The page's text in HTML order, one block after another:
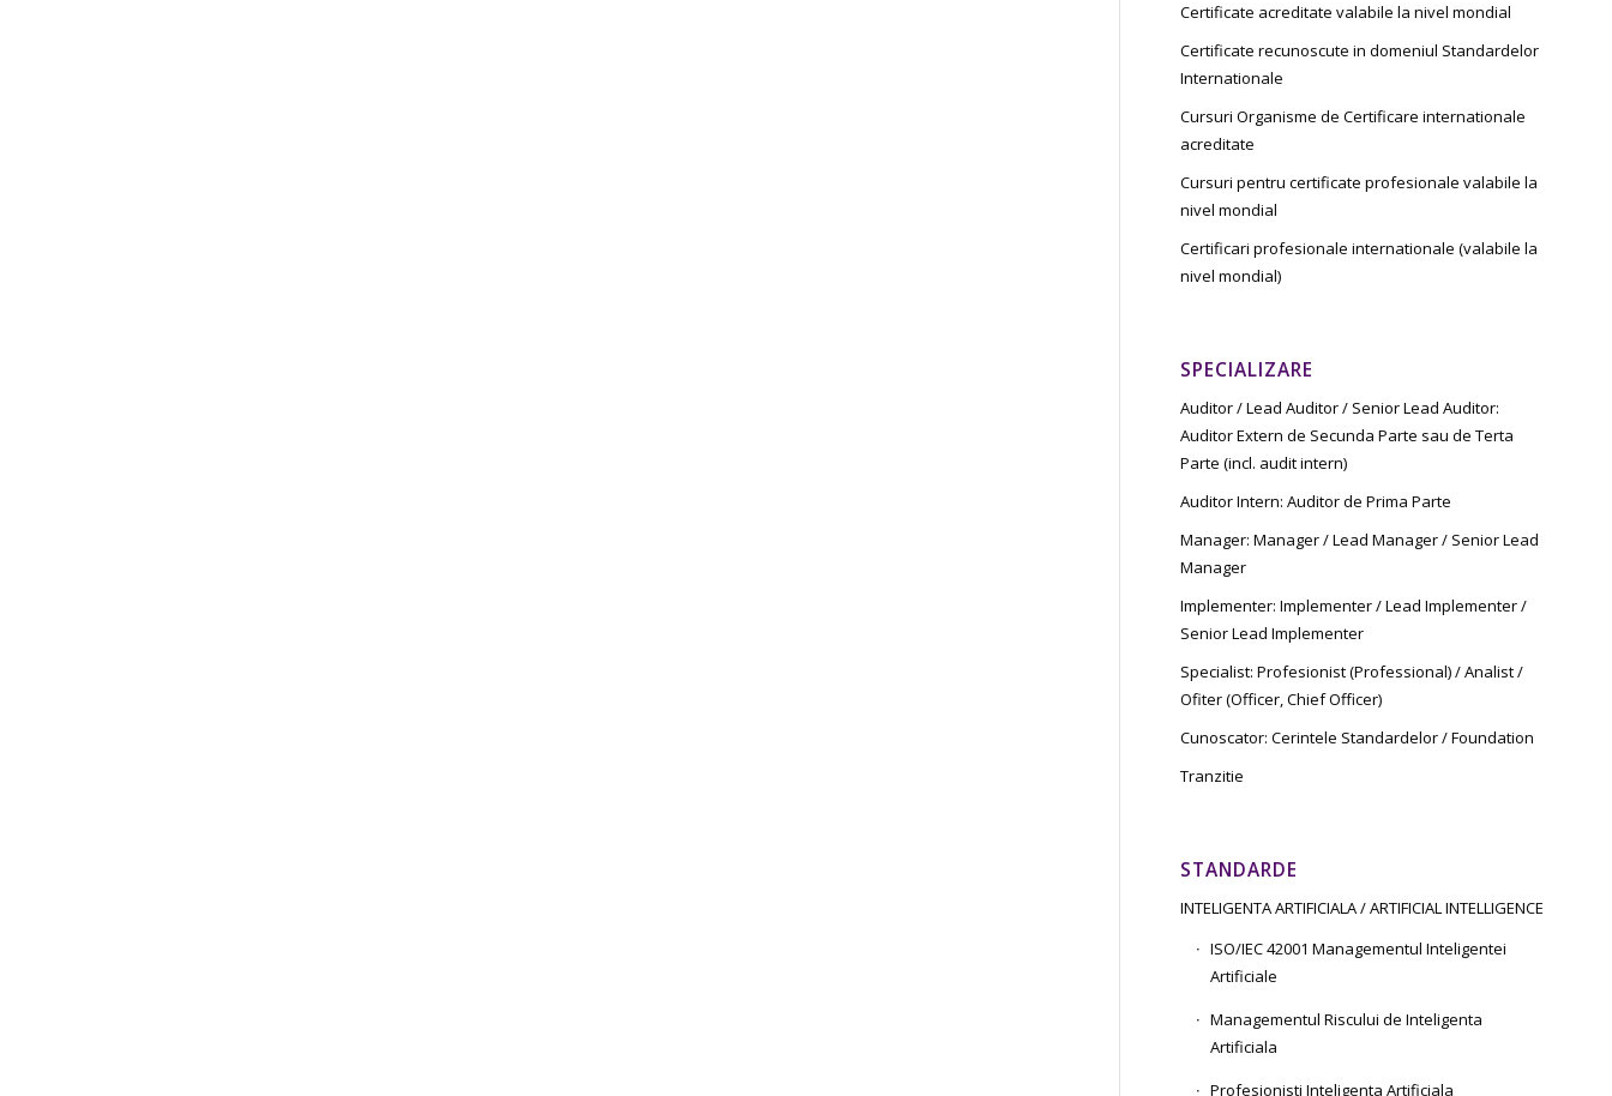
Certificate acreditate valabile la nivel mondial
Certificate recunoscute in domeniul Standardelor
Internationale
Cursuri Organisme de Certificare internationale
acreditate
Cursuri pentru certificate profesionale valabile la
nivel mondial
Certificari profesionale internationale (valabile la
nivel mondial)
SPECIALIZARE
Auditor / Lead Auditor / Senior Lead Auditor:
Auditor Extern de Secunda Parte sau de Terta
Parte (incl. audit intern)
Auditor Intern: Auditor de Prima Parte
Manager: Manager / Lead Manager / Senior Lead
Manager
Implementer: Implementer / Lead Implementer /
Senior Lead Implementer
Specialist: Profesionist (Professional) / Analist /
Ofiter (Officer, Chief Officer)
Cunoscator: Cerintele Standardelor / Foundation
Tranzitie
STANDARDE
INTELIGENTA ARTIFICIALA / ARTIFICIAL INTELLIGENCE
ISO/IEC 42001 Managementul Inteligentei
Artificiale
Managementul Riscului de Inteligenta
Artificiala
Profesionisti Inteligenta Artificiala